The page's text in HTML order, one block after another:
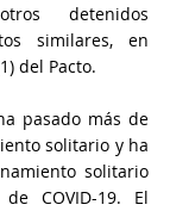
detenidos
similares, en
del Pacto.
pasado más de
solitario y ha
solitario
COVID-19. El